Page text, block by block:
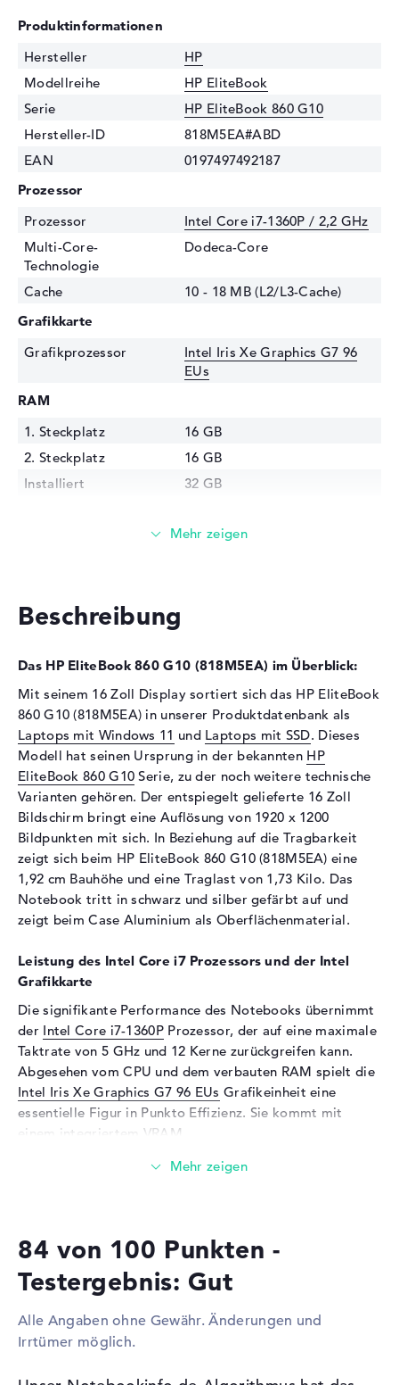
Produktinformationen
Hersteller
HP
Modellreihe
HP EliteBook
Serie
HP EliteBook 860 G10
Hersteller-ID
818M5EA#ABD
EAN
0197497492187
Prozessor
Prozessor
Intel Core i7-1360P / 2,2 GHz
Multi-Core-
Technologie
Dodeca-Core
Cache
10 - 18 MB (L2/L3-Cache)
Grafikkarte
Grafikprozessor
Intel Iris Xe Graphics G7 96
EUs
RAM
1. Steckplatz
16 GB
2. Steckplatz
16 GB
Installiert
32 GB
4800
Schnittstelle
Laufwerks-Typ
ohne Laufwerk
Display-Typ
16" TFT
Max. Auflösung
1920 x 1200
Auflösungstyp
WUXGA
Besonderheiten
Display, entspiegelt, LED-
Hintergrundbeleuchtung, IPS
Panel, HP Sure View
Audio
Soundkarte
Audio by Bang & Olufen
Webcam
Sensorauflösung
Eingabegeräte
Eingabegeräte
Multi-Touch-Trackpad,
Tastatur
Tastatur
Beleuchtet (hintergrund),
Flüssigkeitsabweisend
5G, LTE
WLAN
802.11a, 802.11ac, 802.11ax,
802.11b, 802.11g, 802.11n
Bluetooth
5.3
Erweiterung / Konnektivität
Schnittstellen
Beschreibung
Das HP EliteBook 860 G10 (818M5EA) im Überblick:
Mit seinem 16 Zoll Display sortiert sich das HP EliteBook
860 G10 (818M5EA) in unserer Produktdatenbank als
Laptops mit Windows 11 und Laptops mit SSD. Dieses
Modell hat seinen Ursprung in der bekannten HP
EliteBook 860 G10 Serie, zu der noch weitere technische
Varianten gehören. Der entspiegelt gelieferte 16 Zoll
Bildschirm bringt eine Auflösung von 1920 x 1200
Bildpunkten mit sich. In Beziehung auf die Tragbarkeit
zeigt sich beim HP EliteBook 860 G10 (818M5EA) eine
1,92 cm Bauhöhe und eine Traglast von 1,73 Kilo. Das
Notebook tritt in schwarz und silber gefärbt auf und
zeigt beim Case Aluminium als Oberflächenmaterial.
Leistung des Intel Core i7 Prozessors und der Intel
Grafikkarte
Die signifikante Performance des Notebooks übernimmt
der Intel Core i7-1360PProzessor, der auf eine maximale
Taktrate von 5 GHz und 12 Kerne zurückgreifen kann.
Abgesehen vom CPU und dem verbauten RAM spielt die
Intel Iris Xe Graphics G7 96 EUs Grafikeinheit eine
essentielle Figur in Punkto Effizienz. Sie kommt mit
einem integriertem VRAM.
Wieviel Speicher hat das HP EliteBook 860 G10
Gigabyte großen DDR5 SDRAM PC5-38400 4800
maximal 64 GByte einsetzbar. Das HP EliteBook 860 G10
von 1 TB SSD.
84 von 100 Punkten -
Testergebnis: Gut
Alle Angaben ohne Gewähr. Änderungen und
Irrtümer möglich.